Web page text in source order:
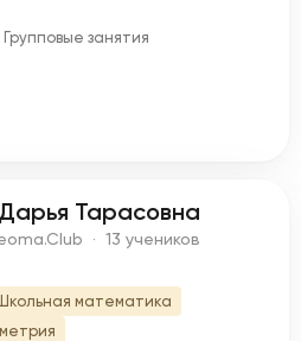
занятия
Тарасовна
· 13 учеников
математика